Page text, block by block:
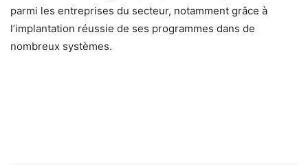
parmi les entreprises du secteur, notamment grâce à
l’implantation réussie de ses programmes dans de
nombreux systèmes.